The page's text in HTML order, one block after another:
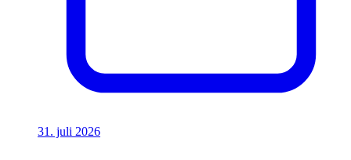
31. juli 2026